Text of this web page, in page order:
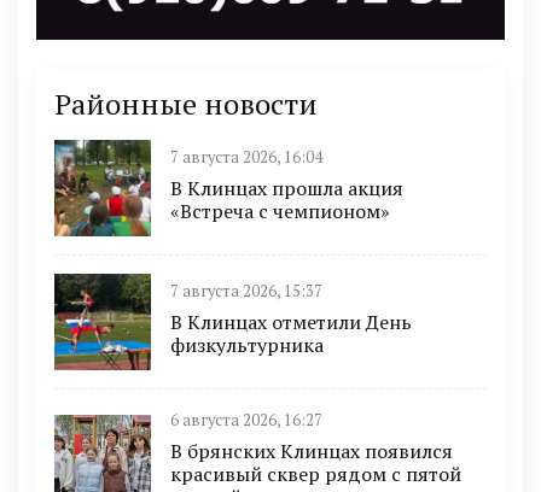
Районные новости
7 августа 2026, 16:04
В Клинцах прошла акция
«Встреча с чемпионом»
7 августа 2026, 15:37
В Клинцах отметили День
физкультурника
6 августа 2026, 16:27
В брянских Клинцах появился
красивый сквер рядом с пятой